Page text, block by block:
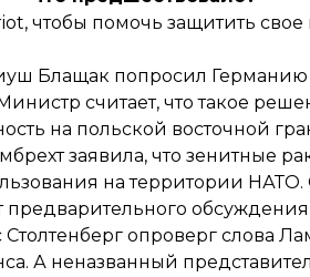
помочь защитить свое
Блащак попросил Германию
считает, что такое
на польской восточной
заявила, что зенитные
на территории НАТО.
опроверг слова
А неназванный